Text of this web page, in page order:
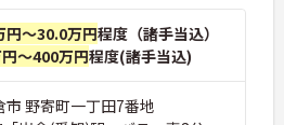
円～30.0万円程度（諸手当込）
～400万円程度(諸手当込)
市 野寄町一丁田7番地